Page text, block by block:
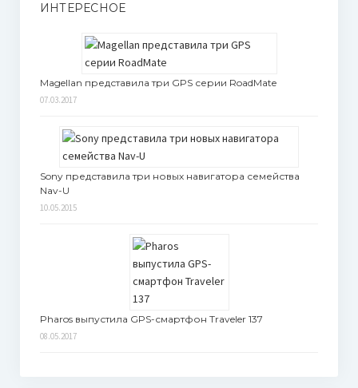
ИНТЕРЕСНОЕ
Magellan представила три GPS серии RoadMate
07.03.2017
Sony представила три новых навигатора семейства
Nav-U
10.05.2015
Pharos выпустила GPS-смартфон Traveler 137
08.05.2017